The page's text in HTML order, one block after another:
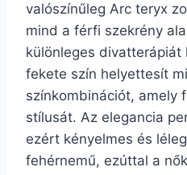
valószínűleg Arc teryx
mind a férfi szekrény
különleges divatterápiát
fekete szín helyettesít
színkombinációt, amely
stílusát. Az elegancia
ezért kényelmes és
fehérnemű, ezúttal a